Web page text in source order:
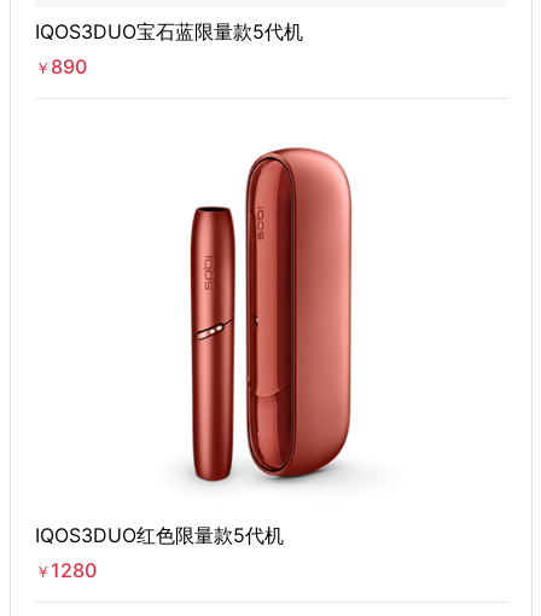
IQOS3DUO宝石蓝限量款5代机
￥ 890
IQOS3DUO红色限量款5代机
￥ 1280